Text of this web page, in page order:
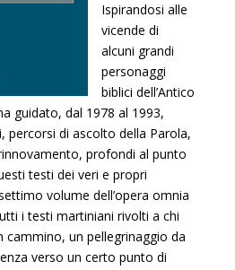
Ispirandosi alle
vicende di
alcuni grandi
personaggi
biblici dell’Antico
guidato, dal 1978 al 1993,
percorsi di ascolto della Parola,
profondi al punto
testi dei veri e propri
volume dell’opera omnia
i testi martiniani rivolti a chi
cammino, un pellegrinaggio da
verso un certo punto di